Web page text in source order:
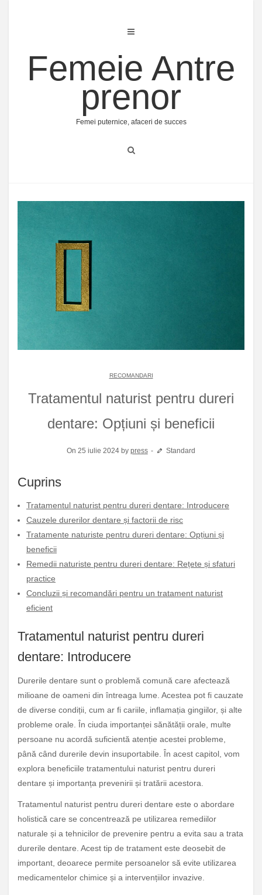
Femeie Antre
prenor
Femei puternice, afaceri de succes
RECOMANDARI
Tratamentul naturist pentru dureri
dentare: Opțiuni și beneficii
On 25 iulie 2024 by press Standard
Cuprins
Tratamentul naturist pentru dureri dentare: Introducere
Cauzele durerilor dentare și factorii de risc
Tratamente naturiste pentru dureri dentare: Opțiuni și
beneficii
Remedii naturiste pentru dureri dentare: Rețete și sfaturi
practice
Concluzii și recomandări pentru un tratament naturist
eficient
Tratamentul naturist pentru dureri
dentare: Introducere
Durerile dentare sunt o problemă comună care afectează
milioane de oameni din întreaga lume. Acestea pot fi cauzate
de diverse condiții, cum ar fi cariile, inflamația gingiilor, și alte
probleme orale. În ciuda importanței sănătății orale, multe
persoane nu acordă suficientă atenție acestei probleme,
până când durerile devin insuportabile. În acest capitol, vom
explora beneficiile tratamentului naturist pentru dureri
dentare și importanța prevenirii și tratării acestora.
Tratamentul naturist pentru dureri dentare este o abordare
holistică care se concentrează pe utilizarea remediilor
naturale și a tehnicilor de prevenire pentru a evita sau a trata
durerile dentare. Acest tip de tratament este deosebit de
important, deoarece permite persoanelor să evite utilizarea
medicamentelor chimice și a intervențiilor invazive.